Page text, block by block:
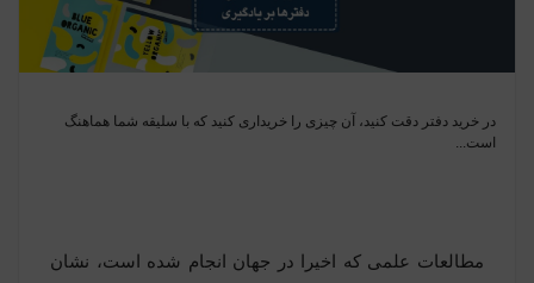
در خرید دفتر دقت کنید، آن چیزی را خریداری کنید که با سلیقه شما هماهنگ
است...
مطالعات علمی که اخیرا در جهان انجام شده است، نشان